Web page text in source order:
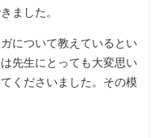
ました。
について教えているとい
先生にとっても大変思い
くださいました。その模